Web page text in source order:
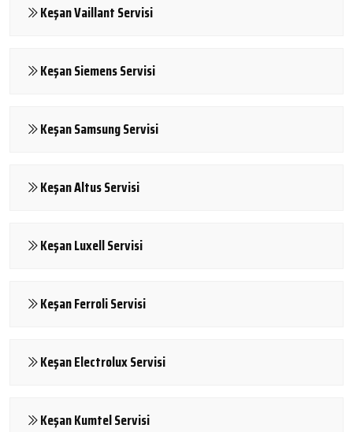
Keşan Vaillant Servisi
Keşan Siemens Servisi
Keşan Samsung Servisi
Keşan Altus Servisi
Keşan Luxell Servisi
Keşan Ferroli Servisi
Keşan Electrolux Servisi
Keşan Kumtel Servisi